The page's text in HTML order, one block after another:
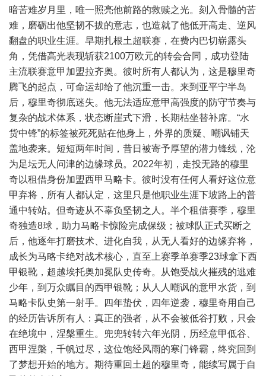
暗苦难岁月里，唯一照亮他前路的救赎之光。刻入骨髓的苦
难，磨砺出他坚韧不拔的意志，也造就了他低开高走、逆风
翻盘的职业生涯。早期扎根土超联赛，在费内巴切崭露头
角，凭借高光表现斩获2100万欧元的转会合同，成功登陆
主流联赛意甲加盟拉齐奥。彼时所有人都认为，这是穆里奇
腾飞的起点，可命运却给了他沉重一击。来到亚平宁半岛
后，穆里奇彻底迷失。他无法适应意甲高强度的防守节奏与
复杂的战术体系，状态断崖式下滑，长期枯坐替补席。“水
货中锋”的标签被死死贴在他身上，外界的质疑、嘲讽铺天
盖地袭来。短短两年时间，昔日被寄予厚望的潜力锋线，沦
为足坛无人问津的边缘球员。2022年初，走投无路的穆里
奇以租借身份加盟西甲马略卡。彼时没有任何人看好这位意
甲弃将，所有人都认定，这里只是他职业生涯下坡路上的普
通中转站。但奇迹从不辜负坚韧之人。半个租借赛季，穆里
奇独造8球，助力马略卡惊险完成保级；被球队正式买断之
后，他逐年打磨技术、进化自我，从无人看好的边缘弃将，
成长为马略卡绝对战术核心，直至上赛季单赛季23球拿下西
甲银靴，超越埃托奥加冕队史传奇。从饱受战火摧残的逃难
少年，到万众瞩目的西甲银靴；从人人嘲讽的意甲水货，到
马略卡队史第一射手。四年蛰伏，四年逆袭，穆里奇用自己
的经历告诉所有人：真正的强者，从不会被低谷打败，只会
在绝境中，涅槃重生。兜兜转转六年光阴，历经意甲低谷、
西甲涅槃，千帆过尽，这位饱经风雨的寒门锋霸，终究回到
了梦想开始的地方。期待重回土超的穆里奇，能续写属于自